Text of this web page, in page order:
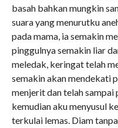
basah bahkan mungkin
suara yang menurutku
pada mama, ia semakin
pinggulnya semakin liar
meledak, keringat telah
semakin akan mendekati
menjerit dan telah sampai
kemudian aku menyusul
terkulai lemas. Diam